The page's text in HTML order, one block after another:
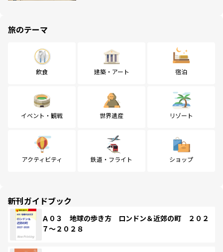
旅のテーマ
飲食 建築・アート 宿泊
イベント・観戦 世界遺産 リゾート
アクティビティ 鉄道・フライト ショップ
新刊ガイドブック
Ａ０３ 地球の歩き方 ロンドン＆近郊の町 ２０２
７～２０２８